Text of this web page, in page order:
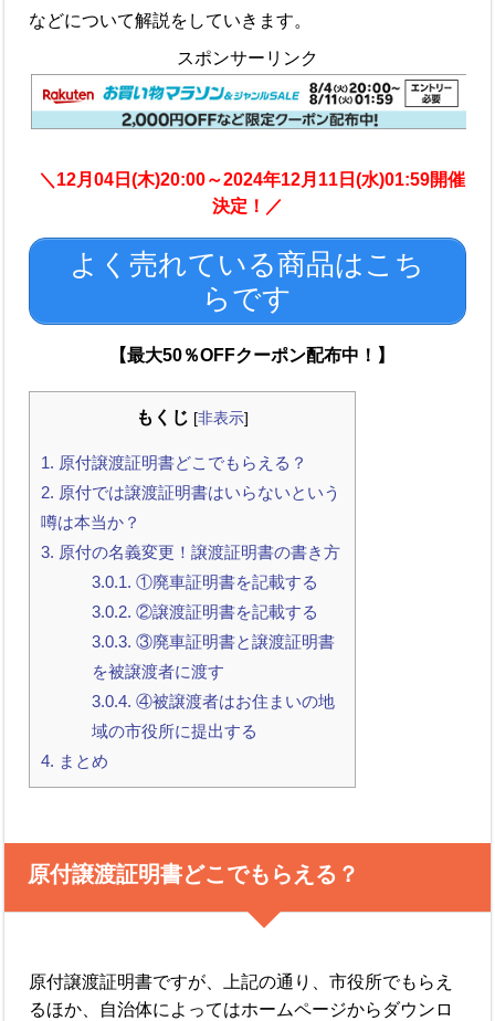
などについて解説をしていきます。
スポンサーリンク
＼12月04日(木)20:00～2024年12月11日(水)01:59開催
決定！／
よく売れている商品はこち
らです
【最大50％OFFクーポン配布中！】
もくじ [非表示]
1. 原付譲渡証明書どこでもらえる？
2. 原付では譲渡証明書はいらないという
噂は本当か？
3. 原付の名義変更！譲渡証明書の書き方
3.0.1. ①廃車証明書を記載する
3.0.2. ②譲渡証明書を記載する
3.0.3. ③廃車証明書と譲渡証明書
を被譲渡者に渡す
3.0.4. ④被譲渡者はお住まいの地
域の市役所に提出する
4. まとめ
原付譲渡証明書どこでもらえる？
原付譲渡証明書ですが、上記の通り、市役所でもらえ
るほか、自治体によってはホームページからダウンロ